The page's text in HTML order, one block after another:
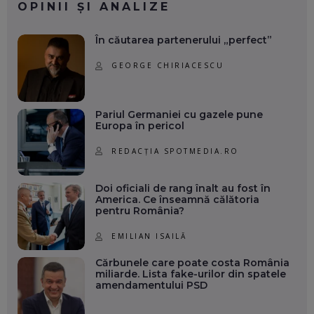
OPINII ȘI ANALIZE
În căutarea partenerului „perfect”
GEORGE CHIRIACESCU
Pariul Germaniei cu gazele pune
Europa în pericol
REDACȚIA SPOTMEDIA.RO
Doi oficiali de rang înalt au fost în
America. Ce înseamnă călătoria
pentru România?
EMILIAN ISAILĂ
Cărbunele care poate costa România
miliarde. Lista fake-urilor din spatele
amendamentului PSD